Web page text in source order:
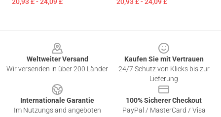
Weltweiter Versand
Wir versenden in über 200 Länder
Kaufen Sie mit Vertrauen
24/7 Schutz von Klicks bis zur
Lieferung
Internationale Garantie
Im Nutzungsland angeboten
100% Sicherer Checkout
PayPal / MasterCard / Visa